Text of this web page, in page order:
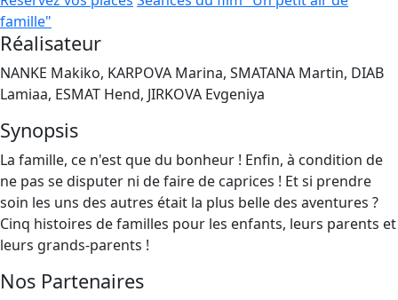
famille"
Réalisateur
NANKE Makiko, KARPOVA Marina, SMATANA Martin, DIAB
Lamiaa, ESMAT Hend, JIRKOVA Evgeniya
Synopsis
La famille, ce n'est que du bonheur ! Enfin, à condition de
ne pas se disputer ni de faire de caprices ! Et si prendre
soin les uns des autres était la plus belle des aventures ?
Cinq histoires de familles pour les enfants, leurs parents et
leurs grands-parents !
Nos Partenaires